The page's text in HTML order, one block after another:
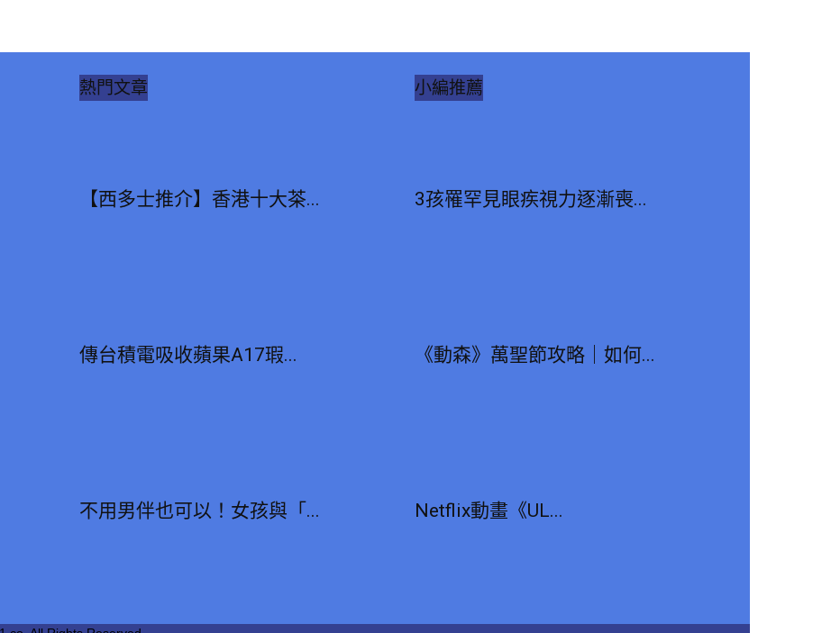
熱門文章
【西多士推介】香港十大茶...
傳台積電吸收蘋果A17瑕...
不用男伴也可以！女孩與「...
小編推薦
3孩罹罕見眼疾視力逐漸喪...
《動森》萬聖節攻略｜如何...
Netflix動畫《UL...